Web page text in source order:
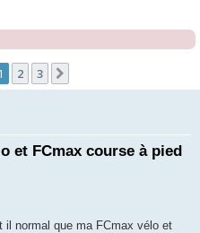
2 3
et FCmax course à pied
normal que ma FCmax vélo et